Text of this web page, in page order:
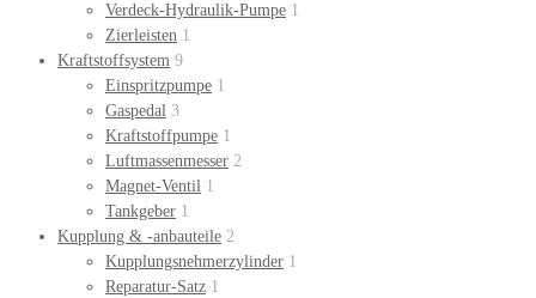
Verdeck-Hydraulik-Pumpe 1
Zierleisten 1
Kraftstoffsystem 9
Einspritzpumpe 1
Gaspedal 3
Kraftstoffpumpe 1
Luftmassenmesser 2
Magnet-Ventil 1
Tankgeber 1
Kupplung & -anbauteile 2
Kupplungsnehmerzylinder 1
Reparatur-Satz 1